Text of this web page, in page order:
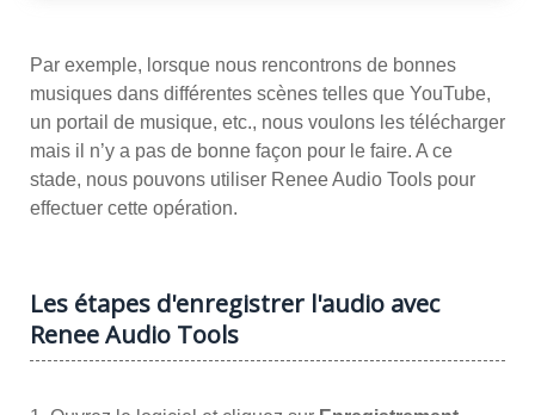
Par exemple, lorsque nous rencontrons de bonnes
musiques dans différentes scènes telles que YouTube,
un portail de musique, etc., nous voulons les télécharger
mais il n’y a pas de bonne façon pour le faire. A ce
stade, nous pouvons utiliser Renee Audio Tools pour
effectuer cette opération.
Les étapes d'enregistrer l'audio avec
Renee Audio Tools